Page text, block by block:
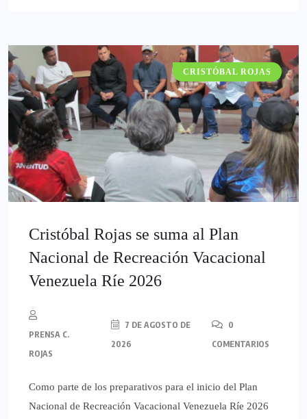
CRISTÓBAL ROJAS
Cristóbal Rojas se suma al Plan
Nacional de Recreación Vacacional
Venezuela Ríe 2026
PRENSA C.
ROJAS
7 DE AGOSTO DE
2026
0
COMENTARIOS
Como parte de los preparativos para el inicio del Plan
Nacional de Recreación Vacacional Venezuela Ríe 2026